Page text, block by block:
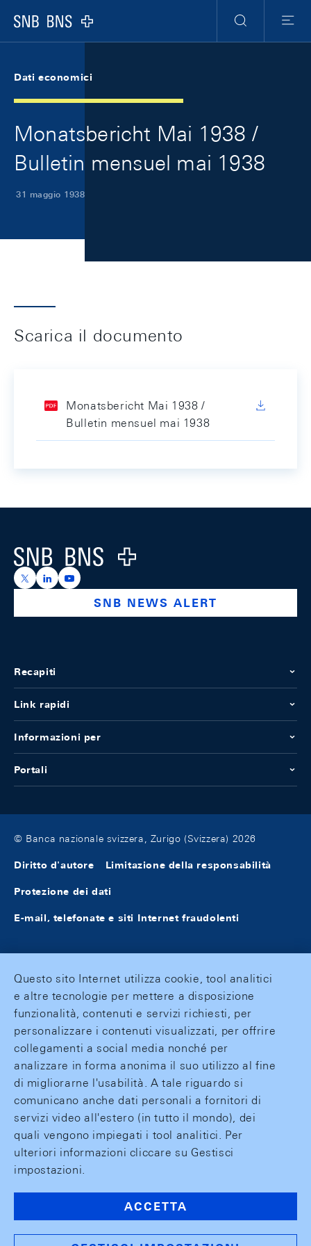
Logo
Ricerca
Menu
Dati economici
Monatsbericht Mai 1938 /
Bulletin mensuel mai 1938
31 maggio 1938
Scarica il documento
Monatsbericht Mai 1938 /
Bulletin mensuel mai 1938
Logo
https://x.com/snb_bns
https://ch.linkedin.com/company/swiss-national-
https://www.youtube.com/@swissnationalbank
SNB NEWS ALERT
Recapiti
Link rapidi
Informazioni per
Portali
© Banca nazionale svizzera, Zurigo (Svizzera) 2026
Diritto d'autore Limitazione della responsabilità
Protezione dei dati
E-mail, telefonate e siti Internet fraudolenti
Questo sito Internet utilizza cookie, tool analitici
e altre tecnologie per mettere a disposizione
funzionalità, contenuti e servizi richiesti, per
personalizzare i contenuti visualizzati, per offrire
collegamenti a social media nonché per
analizzare in forma anonima il suo utilizzo al fine
di migliorarne l'usabilità. A tale riguardo si
comunicano anche dati personali a fornitori di
servizi video all'estero (in tutto il mondo), dei
quali vengono impiegati i tool analitici. Per
ulteriori informazioni cliccare su Gestisci
impostazioni.
ACCETTA